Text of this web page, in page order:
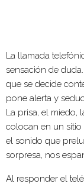
La llamada
sensación de
que se decide
pone alerta y
La prisa, el miedo,
colocan en un
el sonido que
sorpresa, nos
Al responder el